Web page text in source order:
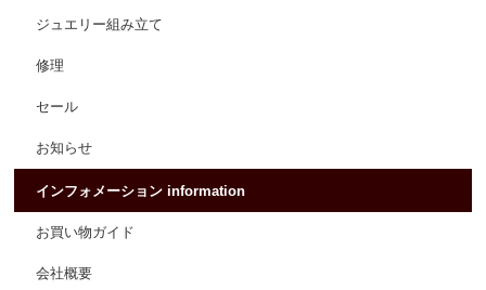
ジュエリー組み立て
修理
セール
お知らせ
インフォメーション information
お買い物ガイド
会社概要